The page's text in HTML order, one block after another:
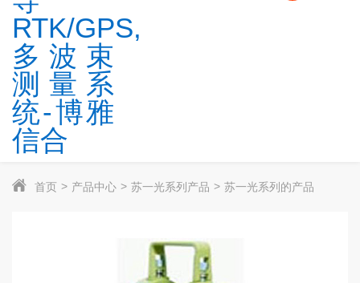
首页 产品中心 苏一光系列产品 苏一光系列的产品